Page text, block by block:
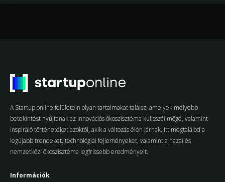
A Startup online felületein olyan tartalmakat találsz, amelyek mélyebb
betekintést nyújtanak az innovációs ökoszisztéma kulisszái mögé, valamint
inspiráló történeteket azoktól, akik a változás élén járnak. Itt megtalálod a
legújabb trendeket, technológiai fejleményeket, valamint a hazai és
nemzetközi ökoszisztéma legfrissebb eredményeit.
Információk